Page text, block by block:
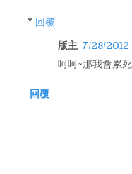
回覆
版主 7/28/2012
呵呵~那我會累
回覆